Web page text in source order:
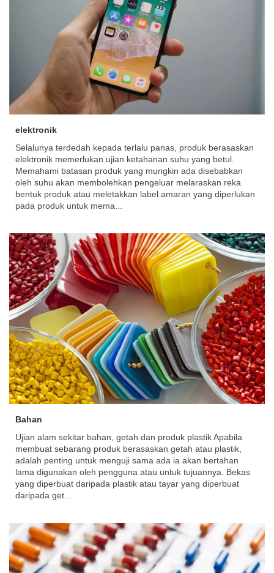
elektronik
Selalunya terdedah kepada terlalu panas, produk berasaskan
elektronik memerlukan ujian ketahanan suhu yang betul.
Memahami batasan produk yang mungkin ada disebabkan
oleh suhu akan membolehkan pengeluar melaraskan reka
bentuk produk atau meletakkan label amaran yang diperlukan
pada produk untuk mema...
Bahan
Ujian alam sekitar bahan, getah dan produk plastik Apabila
membuat sebarang produk berasaskan getah atau plastik,
adalah penting untuk menguji sama ada ia akan bertahan
lama digunakan oleh pengguna atau untuk tujuannya. Bekas
yang diperbuat daripada plastik atau tayar yang diperbuat
daripada get...